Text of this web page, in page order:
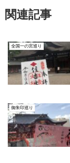
関連記事
全国一の宮巡り
御朱印巡り